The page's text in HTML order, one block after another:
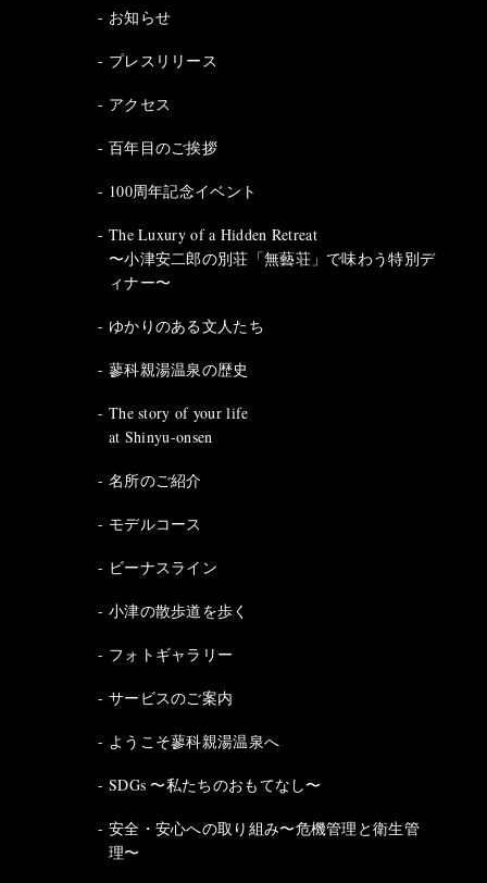
お知らせ
プレスリリース
アクセス
百年目のご挨拶
100周年記念イベント
The Luxury of a Hidden Retreat
〜小津安二郎の別荘「無藝荘」で味わう特別デ
ィナー〜
ゆかりのある文人たち
蓼科親湯温泉の歴史
The story of your life
at Shinyu-onsen
名所のご紹介
モデルコース
ビーナスライン
小津の散歩道を歩く
フォトギャラリー
サービスのご案内
ようこそ蓼科親湯温泉へ
SDGs 〜私たちのおもてなし〜
安全・安心への取り組み〜危機管理と衛生管
理〜